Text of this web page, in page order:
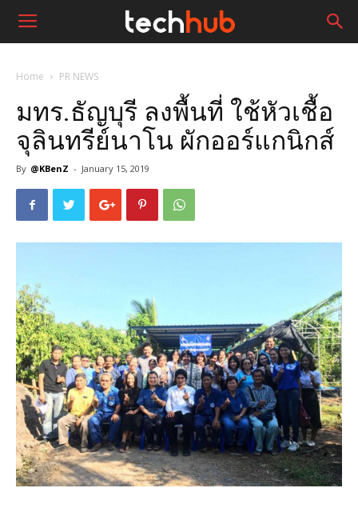
Home PR NEWS
มทร.ธัญบุรี ลงพื้นที่ ใช้หัวเชื้อ
จุลินทรีย์นาโน ผักออร์แกนิกส์
By @KBenZ - January 15, 2019